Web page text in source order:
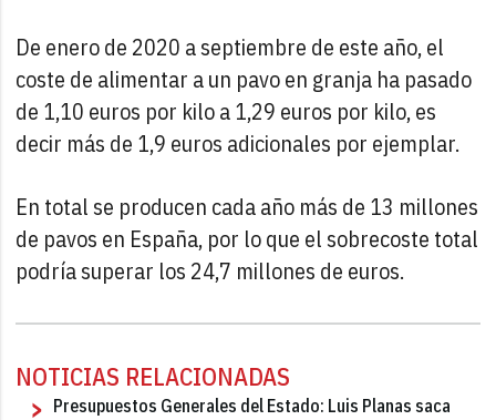
De enero de 2020 a septiembre de este año, el
coste de alimentar a un pavo en granja ha pasado
de 1,10 euros por kilo a 1,29 euros por kilo, es
decir más de 1,9 euros adicionales por ejemplar.
En total se producen cada año más de 13 millones
de pavos en España, por lo que el sobrecoste total
podría superar los 24,7 millones de euros.
NOTICIAS RELACIONADAS
Presupuestos Generales del Estado: Luis Planas saca